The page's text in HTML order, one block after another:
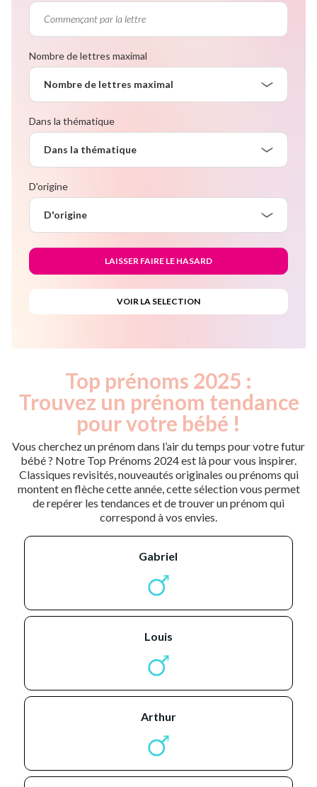
Nombre de lettres maximal
Nombre de lettres maximal
Dans la thématique
Dans la thématique
D'origine
D'origine
Top prénoms 2025 :
Trouvez un prénom tendance
pour votre bébé !
Vous cherchez un prénom dans l’air du temps pour votre futur
bébé ? Notre Top Prénoms 2024 est là pour vous inspirer.
Classiques revisités, nouveautés originales ou prénoms qui
montent en flèche cette année, cette sélection vous permet
de repérer les tendances et de trouver un prénom qui
correspond à vos envies.
gabriel
louis
arthur